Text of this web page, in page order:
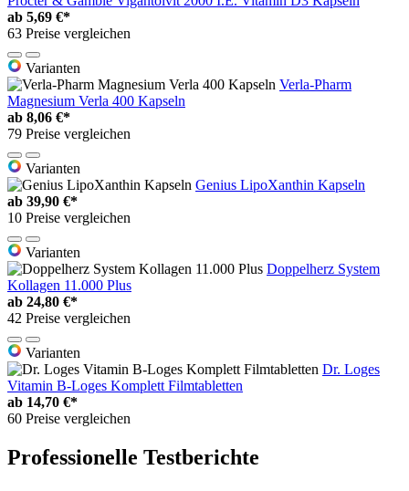
ab 5,69 €*
63 Preise vergleichen
Varianten
Verla-Pharm
Magnesium Verla 400 Kapseln
ab 8,06 €*
79 Preise vergleichen
Varianten
Genius LipoXanthin Kapseln
ab 39,90 €*
10 Preise vergleichen
Varianten
Doppelherz System
Kollagen 11.000 Plus
ab 24,80 €*
42 Preise vergleichen
Varianten
Dr. Loges
Vitamin B-Loges Komplett Filmtabletten
ab 14,70 €*
60 Preise vergleichen
Professionelle Testberichte